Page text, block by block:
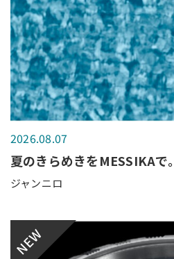
2026.08.07
夏のきらめきをMESSIKAで。
ジャンニロ
NEW